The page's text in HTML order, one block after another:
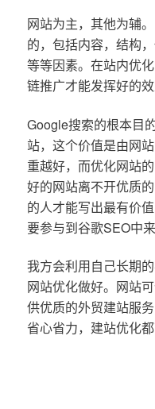
网站为主，其他为辅
的，包括内容，结构
等等因素。在站内优
链推广才能发挥好的效
Google搜索的根本目
站，这个价值是由网
重越好，而优化网站
好的网站离不开优质
的人才能写出最有价
要参与到谷歌SEO中
我方会利用自己长期
网站优化做好。网站
供优质的外贸建站服
省心省力，建站优化